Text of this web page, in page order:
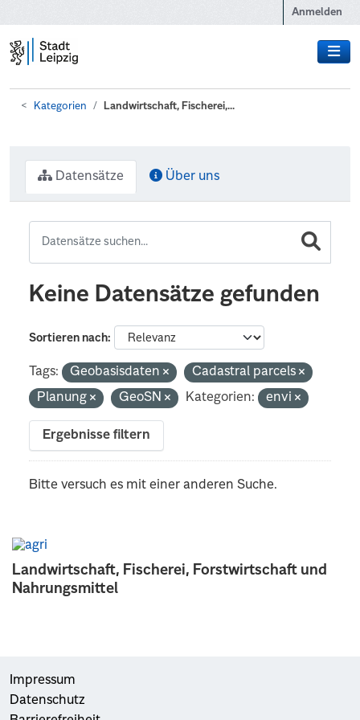
Anmelden
Kategorien Landwirtschaft, Fischerei,...
Landwirtschaft, Fischerei, Forstwirtschaft und
Nahrungsmittel
Datensätze Über uns
Keine Datensätze gefunden
Sortieren nach
Tags: Geobasisdaten
Cadastral parcels
Planung
GeoSN Kategorien: envi
Ergebnisse filtern
Bitte versuch es mit einer anderen Suche.
Impressum
Datenschutz